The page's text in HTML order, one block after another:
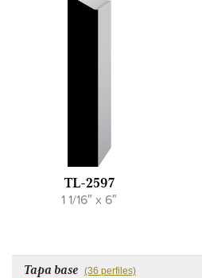
TL-2597
1 1/16″ x 6″
Tapa base (36 perfiles)